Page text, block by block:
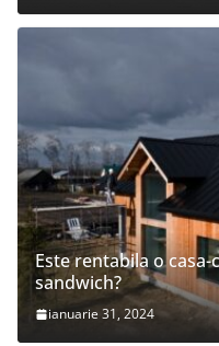
Este rentabila o
sandwich?
ianuarie 31, 2024